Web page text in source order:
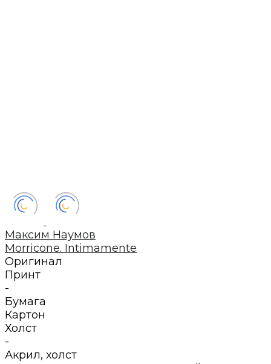
Максим Наумов
Morricone. Intimamente
Оригинал
Принт
-
Бумага
Картон
Холст
-
Акрил, холст